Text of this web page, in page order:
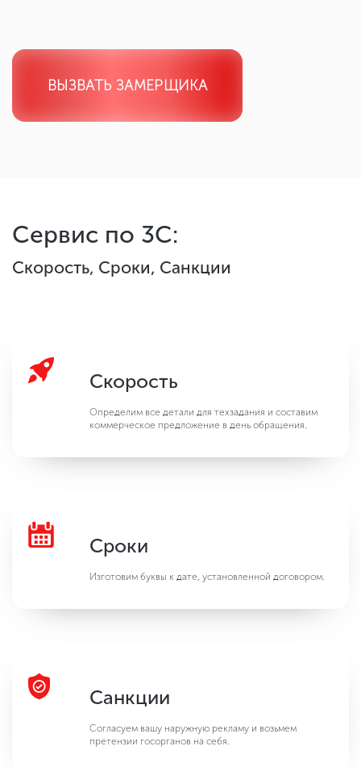
ВЫЗВАТЬ ЗАМЕРЩИКА
Сервис по 3С:
Скорость, Сроки, Санкции
Скорость
Определим все детали для техзадания и составим
коммерческое предложение в день обращения.
Сроки
Изготовим буквы к дате, установленной договором.
Санкции
Согласуем вашу наружную рекламу и возьмем
претензии госорганов на себя.